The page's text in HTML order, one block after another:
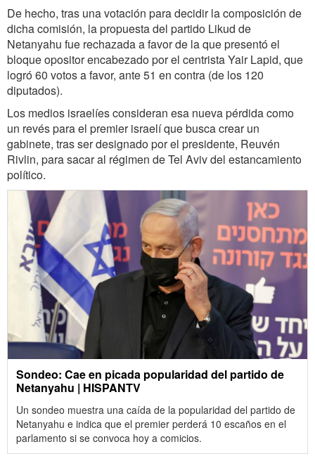
De hecho, tras una votación para decidir la composición de
dicha comisión, la propuesta del partido Likud de
Netanyahu fue rechazada a favor de la que presentó el
bloque opositor encabezado por el centrista Yair Lapid, que
logró 60 votos a favor, ante 51 en contra (de los 120
diputados).
Los medios israelíes consideran esa nueva pérdida como
un revés para el premier israelí que busca crear un
gabinete, tras ser designado por el presidente, Reuvén
Rivlin, para sacar al régimen de Tel Aviv del estancamiento
político.
Sondeo: Cae en picada popularidad del partido de
Netanyahu | HISPANTV
Un sondeo muestra una caída de la popularidad del partido de
Netanyahu e indica que el premier perderá 10 escaños en el
parlamento si se convoca hoy a comicios.